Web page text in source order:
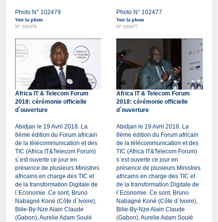
Photo N° 102479
Voir la photo
N° 102479
Photo N° 102477
Voir la photo
N° 102477
Africa IT & Telecom Forum
2018: cérémonie officielle
d`ouverture
Abidjan le 19 Avril 2018. La
8ème édition du Forum africain
de la télécommunication et des
TIC (Africa IT&Telecom Forum)
s`est ouverte ce jour en
présence de plusieurs Ministres
africains en charge des TIC et
de la transformation Digitale de
l`Economie. Ce sont, Bruno
Nabagné Koné (Côte d`Ivoire),
Bilie-By-Nze Alain Claude
(Gabon), Aurelie Adam Soulé
Africa IT & Telecom Forum
2018: cérémonie officielle
d`ouverture
Abidjan le 19 Avril 2018. La
8ème édition du Forum africain
de la télécommunication et des
TIC (Africa IT&Telecom Forum)
s`est ouverte ce jour en
présence de plusieurs Ministres
africains en charge des TIC et
de la transformation Digitale de
l`Economie. Ce sont, Bruno
Nabagné Koné (Côte d`Ivoire),
Bilie-By-Nze Alain Claude
(Gabon), Aurelie Adam Soulé